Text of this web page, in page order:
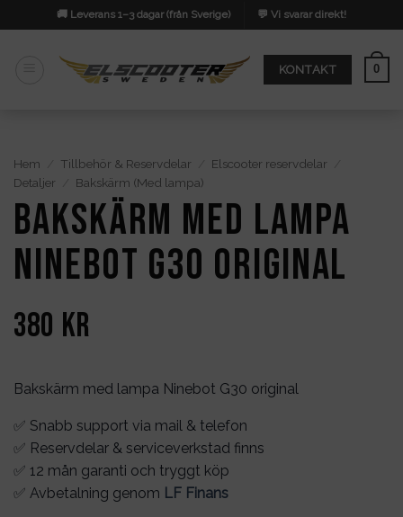
to
🚚 Leverans 1–3 dagar (från Sverige) 💬 Vi svarar direkt!
KONTAKT 0
Hem Tillbehör & Reservdelar Elscooter reservdelar
Detaljer
Bakskärm (Med lampa)
Bakskärm med lampa
Ninebot G30 original
380 kr
Bakskärm med lampa Ninebot G30 original
✅ Snabb support via mail & telefon
✅ Reservdelar & serviceverkstad finns
✅ 12 mån garanti och tryggt köp
✅ Avbetalning genom LF Finans